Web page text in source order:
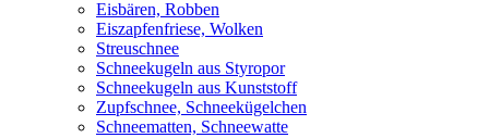
Eisbären, Robben
Eiszapfenfriese, Wolken
Streuschnee
Schneekugeln aus Styropor
Schneekugeln aus Kunststoff
Zupfschnee, Schneekügelchen
Schneematten, Schneewatte